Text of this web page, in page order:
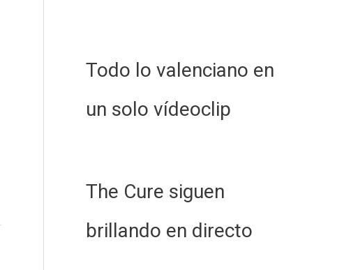
Todo lo valenciano en
un solo vídeoclip
The Cure siguen
brillando en directo